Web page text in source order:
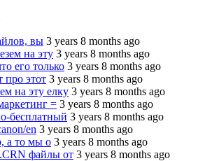
вы 3 years 8 months ago
на эту 3 years 8 months ago
его только 3 years 8 months ago
про этот 3 years 8 months ago
на эту елку 3 years 8 months ago
= 3 years 8 months ago
бесплатный 3 years 8 months ago
en 3 years 8 months ago
а то мы о 3 years 8 months ago
файлы от 3 years 8 months ago